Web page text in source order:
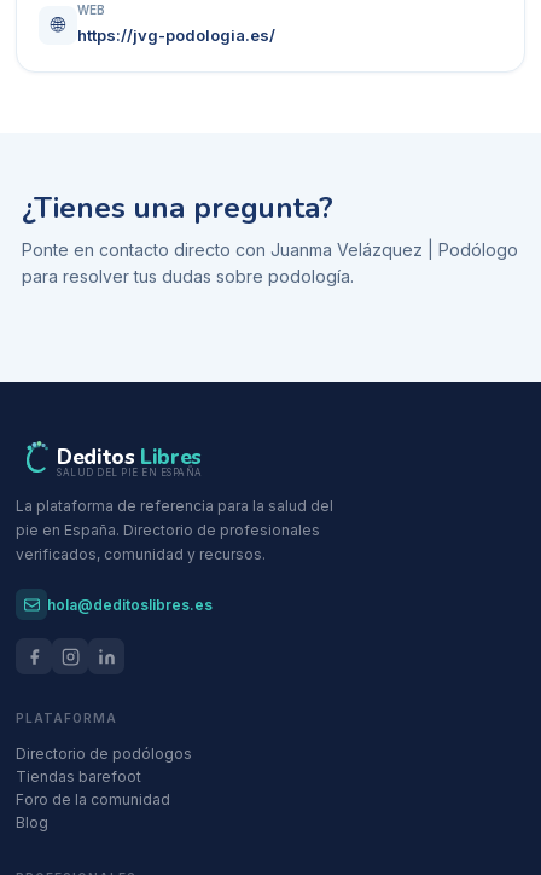
🌐
WEB
https://jvg-podologia.es/
¿Tienes una pregunta?
Ponte en contacto directo con Juanma Velázquez | Podólogo
para resolver tus dudas sobre podología.
Deditos Libres
SALUD DEL PIE EN ESPAÑA
La plataforma de referencia para la salud del
pie en España. Directorio de profesionales
verificados, comunidad y recursos.
hola@deditoslibres.es
PLATAFORMA
Directorio de podólogos
Tiendas barefoot
Foro de la comunidad
Blog